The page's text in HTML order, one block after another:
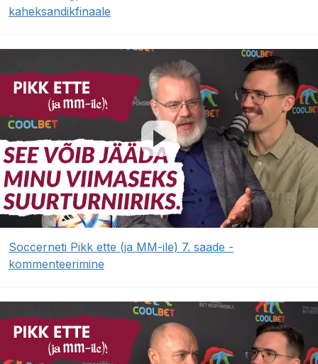
kaheksandikfinaale
Soccerneti Pikk ette (ja MM-ile) 7. saade -
kommenteerimine